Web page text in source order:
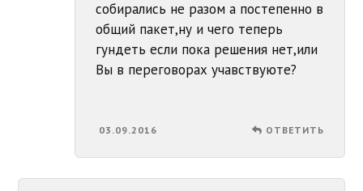
собирались не разом а постепенно в
общий пакет,ну и чего теперь
гундеть если пока решения нет,или
Вы в переговорах учавствуюте?
03.09.2016 ОТВЕТИТЬ